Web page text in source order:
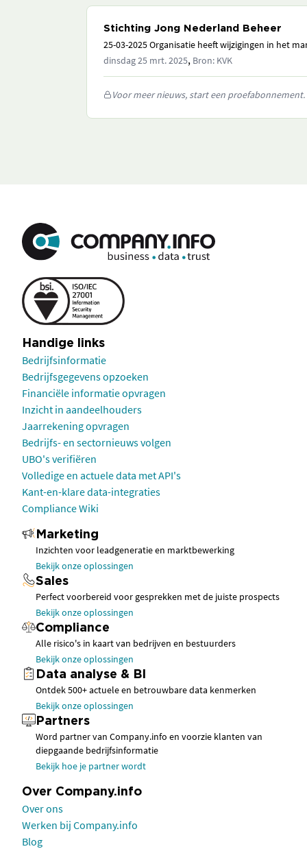
Stichting Jong Nederland Beheer
25-03-2025 Organisatie heeft wijzigingen in het
dinsdag 25 mrt. 2025, Bron: KVK
Voor meer nieuws, start een proefabonnement.
Handige links
Bedrijfsinformatie
Bedrijfsgegevens opzoeken
Financiële informatie opvragen
Inzicht in aandeelhouders
Jaarrekening opvragen
Bedrijfs- en sectornieuws volgen
UBO's verifiëren
Volledige en actuele data met API's
Kant-en-klare data-integraties
Compliance Wiki
Marketing
Inzichten voor leadgeneratie en marktbewerking
Bekijk onze oplossingen
Sales
Perfect voorbereid voor gesprekken met de juiste prospects
Bekijk onze oplossingen
Compliance
Alle risico's in kaart van bedrijven en bestuurders
Bekijk onze oplossingen
Data analyse & BI
Ontdek 500+ actuele en betrouwbare data kenmerken
Bekijk onze oplossingen
Partners
Word partner van Company.info en voorzie klanten van
diepgaande bedrijfsinformatie
Bekijk hoe je partner wordt
Over Company.info
Over ons
Werken bij Company.info
Blog